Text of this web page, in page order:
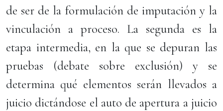
de ser de la formulación de imputación y la
vinculación a proceso. La segunda es la
etapa intermedia, en la que se depuran las
pruebas (debate sobre exclusión) y se
determina qué elementos serán llevados a
juicio dictándose el auto de apertura a juicio